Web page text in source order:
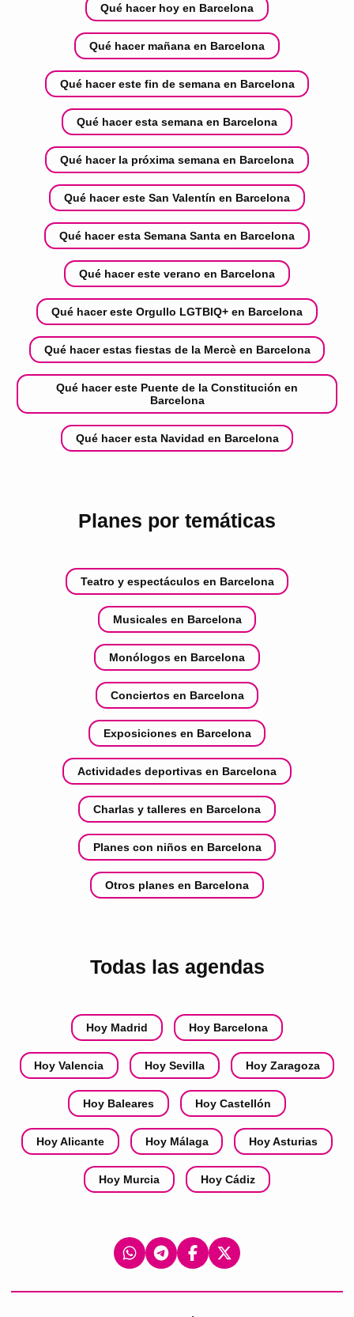
Qué hacer hoy en Barcelona
Qué hacer mañana en Barcelona
Qué hacer este fin de semana en Barcelona
Qué hacer esta semana en Barcelona
Qué hacer la próxima semana en Barcelona
Qué hacer este San Valentín en Barcelona
Qué hacer esta Semana Santa en Barcelona
Qué hacer este verano en Barcelona
Qué hacer este Orgullo LGTBIQ+ en Barcelona
Qué hacer estas fiestas de la Mercè en Barcelona
Qué hacer este Puente de la Constitución en
Barcelona
Qué hacer esta Navidad en Barcelona
Planes por temáticas
Teatro y espectáculos en Barcelona
Musicales en Barcelona
Monólogos en Barcelona
Conciertos en Barcelona
Exposiciones en Barcelona
Actividades deportivas en Barcelona
Charlas y talleres en Barcelona
Planes con niños en Barcelona
Otros planes en Barcelona
Todas las agendas
Hoy Madrid Hoy Barcelona
Hoy Valencia Hoy Sevilla Hoy Zaragoza
Hoy Baleares Hoy Castellón
Hoy Alicante Hoy Málaga Hoy Asturias
Hoy Murcia Hoy Cádiz